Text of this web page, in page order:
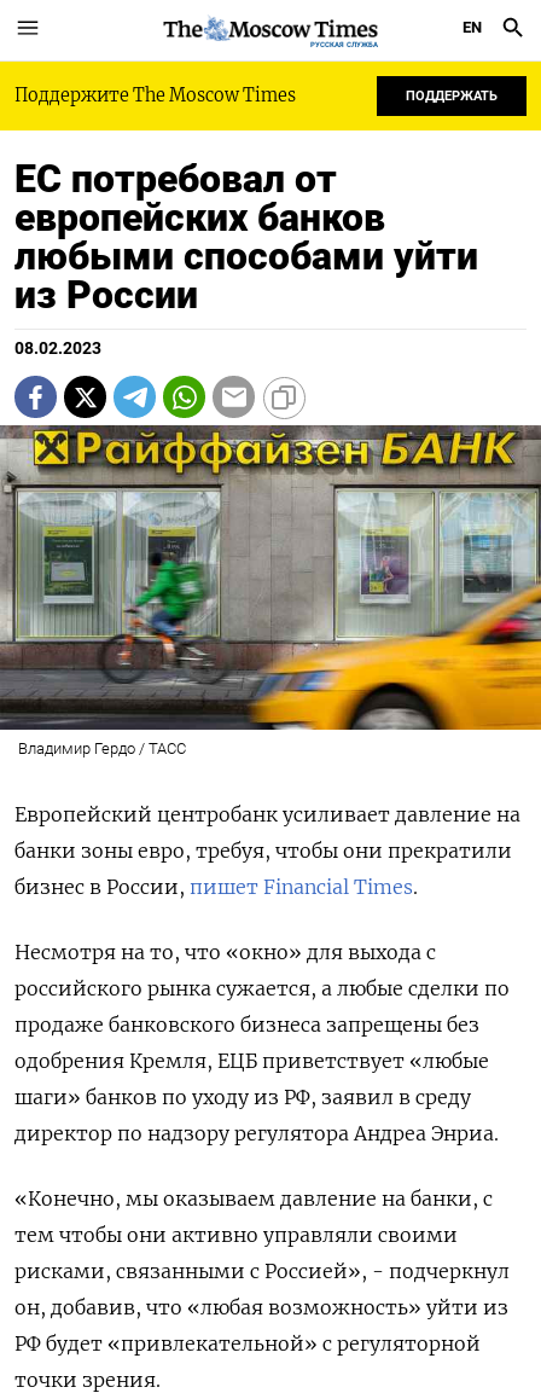
РУССКАЯ СЛУЖБА
EN
Поддержите The Moscow Times ПОДДЕРЖАТЬ
ЕС потребовал от
европейских банков
любыми способами уйти
из России
08.02.2023
Владимир Гердо / ТАСС
Европейский центробанк усиливает давление на
банки зоны евро, требуя, чтобы они прекратили
бизнес в России, пишет Financial Times.
Несмотря на то, что «окно» для выхода с
российского рынка сужается, а любые сделки по
продаже банковского бизнеса запрещены без
одобрения Кремля, ЕЦБ приветствует «любые
шаги» банков по уходу из РФ, заявил в среду
директор по надзору регулятора Андреа Энриа.
«Конечно, мы оказываем давление на банки, с
тем чтобы они активно управляли своими
рисками, связанными с Россией», - подчеркнул
он, добавив, что «любая возможность» уйти из
РФ будет «привлекательной» с регуляторной
точки зрения.